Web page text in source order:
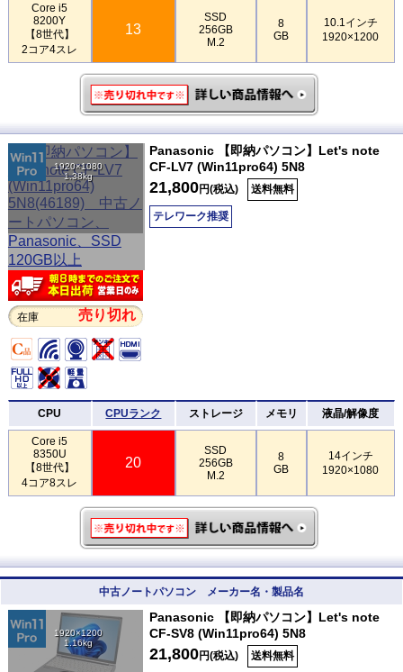
Core i5
8200Y
【8世代】
2コア4スレ
13
SSD
256GB
M.2
8
GB
10.1インチ
1920×1200
1920×1080
1.38kg
在庫 売り切れ
Panasonic 【即納パソコン】Let's note
CF-LV7 (Win11pro64) 5N8
21,800円(税込) 送料無料
テレワーク推奨
CPU CPUランク ストレージ メモリ 液晶/解像度
Core i5
8350U
【8世代】
4コア8スレ
20
SSD
256GB
M.2
8
GB
14インチ
1920×1080
中古ノートパソコン メーカー名・製品名
1920×1200
1.16kg
Panasonic 【即納パソコン】Let's note
CF-SV8 (Win11pro64) 5N8
21,800円(税込) 送料無料